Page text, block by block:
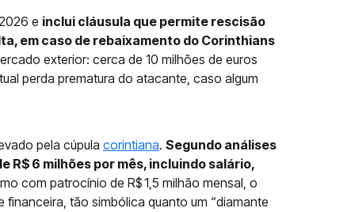
e inclui cláusula que permite rescisão
em caso de rebaixamento do Corinthians
exterior: cerca de 10 milhões de euros
perda prematura do atacante, caso algum
pela cúpula corintiana. Segundo análises
R$ 6 milhões por mês, incluindo salário,
com patrocínio de R$ 1,5 milhão mensal, o
tão simbólica quanto um “diamante